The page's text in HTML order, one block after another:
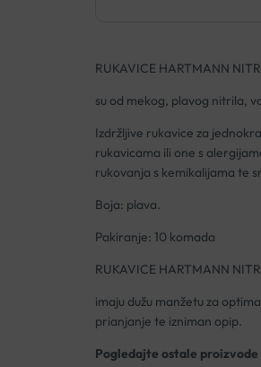
RUKAVICE HARTMANN
su od mekog, plavog nitrila,
Izdržljive rukavice za
rukavicama ili one s
rukovanja s kemikalijama te
Boja: plava.
Pakiranje: 10 komada
RUKAVICE HARTMANN
imaju dužu manžetu za
prianjanje te izniman opip.
Pogledajte ostale